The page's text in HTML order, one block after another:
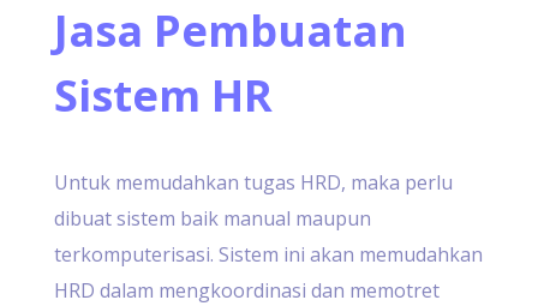
Jasa Pembuatan
Sistem HR
Untuk memudahkan tugas HRD, maka perlu
dibuat sistem baik manual maupun
terkomputerisasi. Sistem ini akan memudahkan
HRD dalam mengkoordinasi dan memotret